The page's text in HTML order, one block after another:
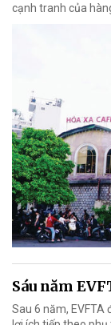
cạnh tranh của
Sáu năm
Sau 6 năm, EVFTA